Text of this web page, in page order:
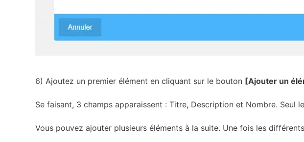
6) Ajoutez un premier élément en cliquant sur le bouton [Ajouter un
Se faisant, 3 champs apparaissent : Titre, Description et Nombre.
Vous pouvez ajouter plusieurs éléments à la suite. Une fois les